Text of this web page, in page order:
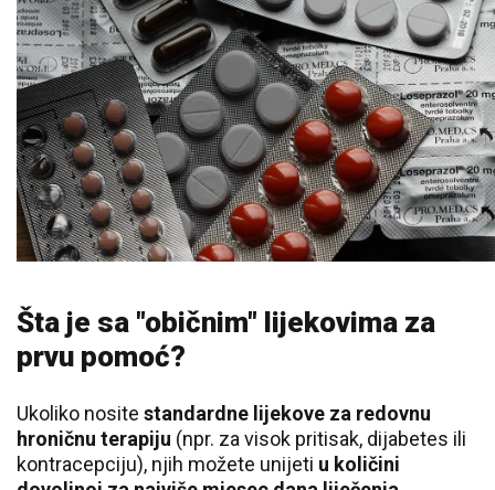
Šta je sa "običnim" lijekovima za
prvu pomoć?
Ukoliko nosite standardne lijekove za redovnu
hroničnu terapiju (npr. za visok pritisak, dijabetes ili
kontracepciju), njih možete unijeti u količini